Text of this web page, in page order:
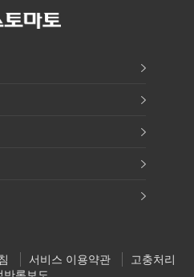
용으로
서비스 이용약관
고충처리